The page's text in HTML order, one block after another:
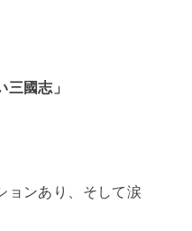
三國志」
ョンあり、そして涙